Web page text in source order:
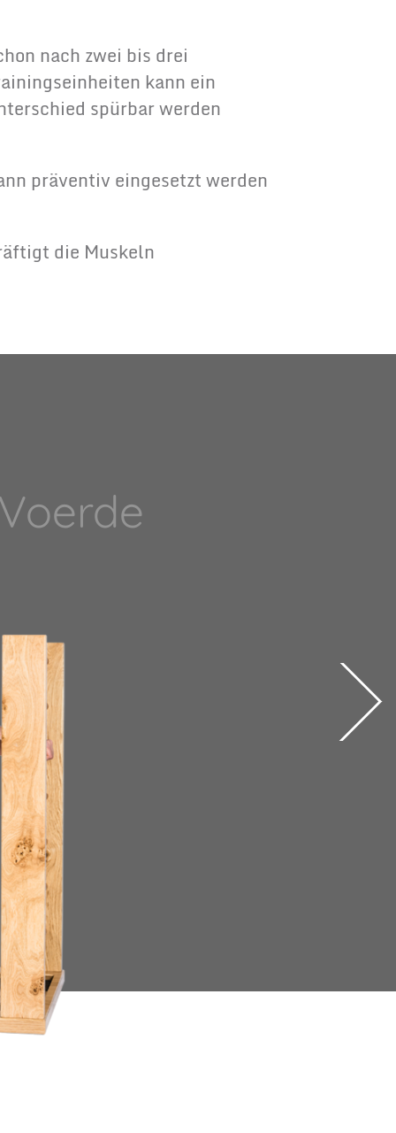
nach zwei bis drei
kann ein
spürbar werden
präventiv eingesetzt werden
die Muskeln